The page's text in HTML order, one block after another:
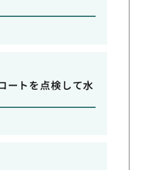
ートを点検して水